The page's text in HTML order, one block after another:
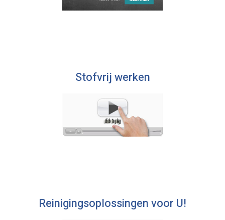
Stofvrij werken
Reinigingsoplossingen voor U!